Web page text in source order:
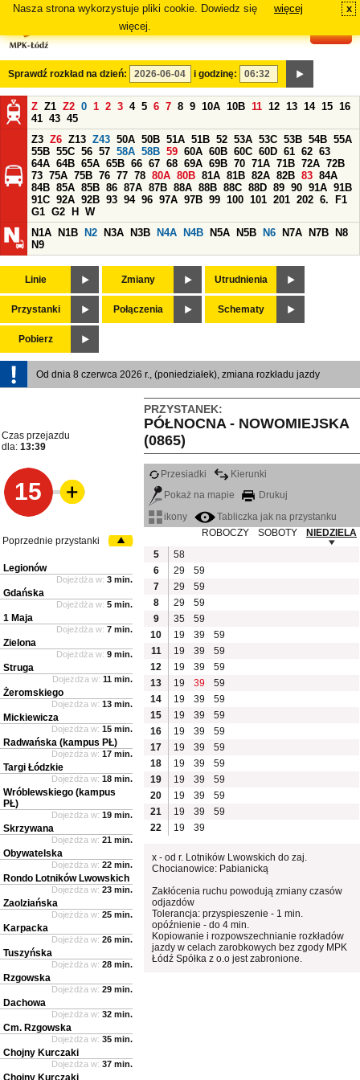
Nasza strona wykorzystuje pliki cookie. Dowiedz się
więcej.
więcej x
Sprawdź rozkład na dzień: i godzinę:
Z Z1 Z2 0 1 2 3 4 5 6 7 8 9 10A 10B 11 12 13 14 15 16
41 43 45
Z3 Z6 Z13 Z43 50A 50B 51A 51B 52 53A 53C 53B 54B 55A
55B 55C 56 57 58A 58B 59 60A 60B 60C 60D 61 62 63
64A 64B 65A 65B 66 67 68 69A 69B 70 71A 71B 72A 72B
73 75A 75B 76 77 78 80A 80B 81A 81B 82A 82B 83 84A
84B 85A 85B 86 87A 87B 88A 88B 88C 88D 89 90 91A 91B
91C 92A 92B 93 94 96 97A 97B 99 100 101 201 202 6.
F1
G1 G2 H
W
N1A
N1B N2 N3A N3B N4A N4B N5A N5B N6 N7A N7B
N8
N9
Linie Zmiany Utrudnienia
Przystanki Połączenia Schematy
Pobierz
Od dnia 8 czerwca 2026 r., (poniedziałek), zmiana rozkładu jazdy
PRZYSTANEK:
PÓŁNOCNA - NOWOMIEJSKA
(0865)
Czas przejazdu
dla: 13:39
15
Przesiadki
Kierunki
Pokaż na mapie
Drukuj
ikony
Tabliczka jak na przystanku
ROBOCZY
SOBOTY
NIEDZIELA
5
58
6
29
59
7
29
59
8
29
59
9
35
59
10
19 39
59
11
19 39
59
12
19 39
59
13
19 39
59
14
19 39
59
15
19 39
59
16
19 39
59
17
19 39
59
18
19 39
59
19
19 39
59
20
19 39
59
21
19 39
59
22
19 39
x - od r. Lotników Lwowskich do zaj.
Chocianowice: Pabianicką
Zakłócenia ruchu powodują zmiany czasów
odjazdów
Tolerancja: przyspieszenie - 1 min.
opóźnienie - do 4 min.
Kopiowanie i rozpowszechnianie rozkładów
jazdy w celach zarobkowych bez zgody MPK
Łódź Spółka z o.o jest zabronione.
Poprzednie przystanki
Legionów
Dojeżdża w: 3 min.
Gdańska
Dojeżdża w: 5 min.
1 Maja
Dojeżdża w: 7 min.
Zielona
Dojeżdża w: 9 min.
Struga
Dojeżdża w: 11 min.
Żeromskiego
Dojeżdża w: 13 min.
Mickiewicza
Dojeżdża w: 15 min.
Radwańska (kampus PŁ)
Dojeżdża w: 17 min.
Targi Łódzkie
Dojeżdża w: 18 min.
Wróblewskiego (kampus
PŁ)
Dojeżdża w: 19 min.
Skrzywana
Dojeżdża w: 21 min.
Obywatelska
Dojeżdża w: 22 min.
Rondo Lotników Lwowskich
Dojeżdża w: 23 min.
Zaolziańska
Dojeżdża w: 25 min.
Karpacka
Dojeżdża w: 26 min.
Tuszyńska
Dojeżdża w: 28 min.
Rzgowska
Dojeżdża w: 29 min.
Dachowa
Dojeżdża w: 32 min.
Cm. Rzgowska
Dojeżdża w: 35 min.
Chojny Kurczaki
Dojeżdża w: 37 min.
Chojny Kurczaki